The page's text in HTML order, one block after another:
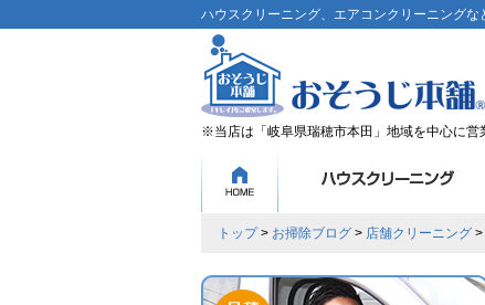
ハウスクリーニング、エアコンクリーニング
※当店は「岐阜県瑞穂市本田」地域を中心に営
トップ> お掃除ブログ > 店舗クリーニング >